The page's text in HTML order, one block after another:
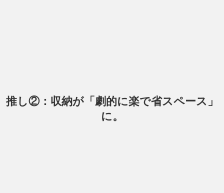
推し②：収納が「劇的に楽で省スペース」
に。